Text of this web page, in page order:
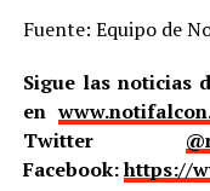
Fuente: Equipo de
Sigue las noticias
en
Twitter
Facebook:https://